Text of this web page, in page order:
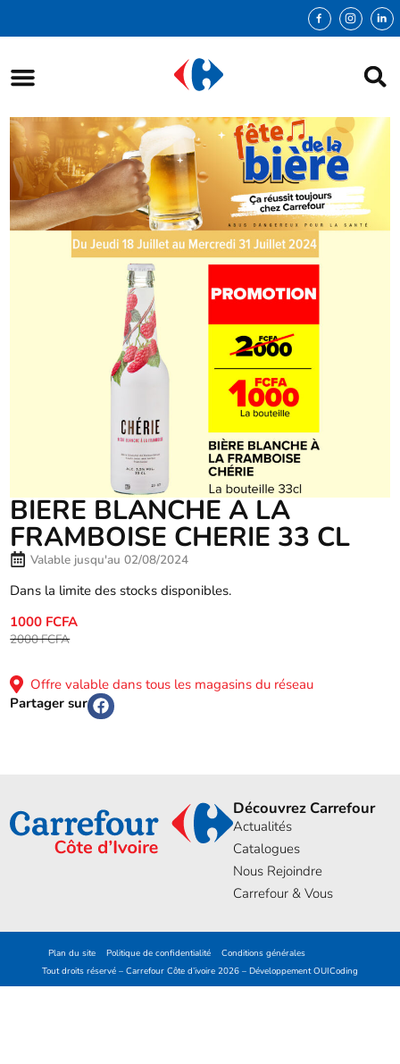
BIERE BLANCHE A LA
FRAMBOISE CHERIE 33 CL
Valable jusqu'au 02/08/2024
Dans la limite des stocks disponibles.
1000 FCFA
2000 FCFA
Offre valable dans tous les magasins du réseau
Partager sur
Découvrez Carrefour
Actualités
Catalogues
Nous Rejoindre
Carrefour & Vous
Plan du site Politique de confidentialité
Conditions générales
Tout droits réservé – Carrefour Côte d’ivoire 2026 – DéveloppementOUICoding